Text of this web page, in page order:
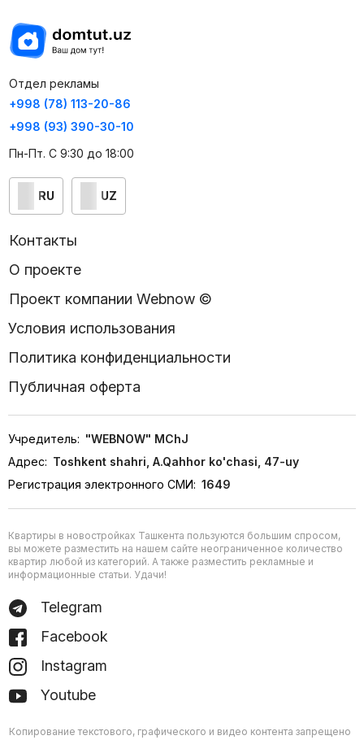
Отдел рекламы
+998 (78) 113-20-86
+998 (93) 390-30-10
Пн-Пт. С 9:30 до 18:00
RU UZ
Контакты
О проекте
Проект компании Webnow ©
Условия использования
Политика конфиденциальности
Публичная оферта
Учредитель: "WEBNOW" MChJ
Адрес: Toshkent shahri, A.Qahhor ko'chasi, 47-uy
Регистрация электронного СМИ: 1649
Квартиры в новостройках Ташкента пользуются большим спросом,
вы можете разместить на нашем сайте неограниченное количество
квартир любой из категорий. А также разместить рекламные и
информационные статьи. Удачи!
Telegram
Facebook
Instagram
Youtube
Копирование текстового, графического и видео контента запрещено